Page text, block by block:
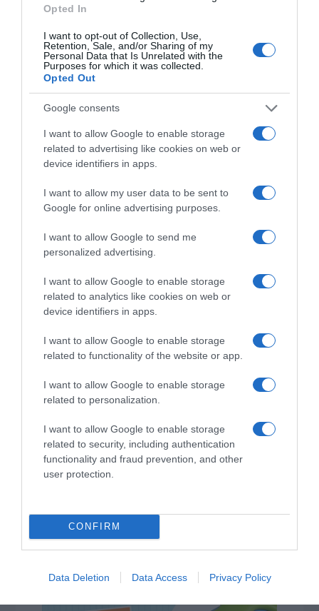
Opted In
I want to opt-out of Collection, Use,
Retention, Sale, and/or Sharing of my
Personal Data that Is Unrelated with the
Purposes for which it was collected.
Opted Out
Google consents
I want to allow Google to enable storage
related to advertising like cookies on web or
device identifiers in apps.
I want to allow my user data to be sent to
Google for online advertising purposes.
I want to allow Google to send me
personalized advertising.
I want to allow Google to enable storage
related to analytics like cookies on web or
device identifiers in apps.
I want to allow Google to enable storage
related to functionality of the website or app.
I want to allow Google to enable storage
related to personalization.
I want to allow Google to enable storage
related to security, including authentication
functionality and fraud prevention, and other
user protection.
CONFIRM
Data Deletion Data Access Privacy Policy
ΤΟ ΒΙΒΛΙΟ ΣΤΟ “Π”